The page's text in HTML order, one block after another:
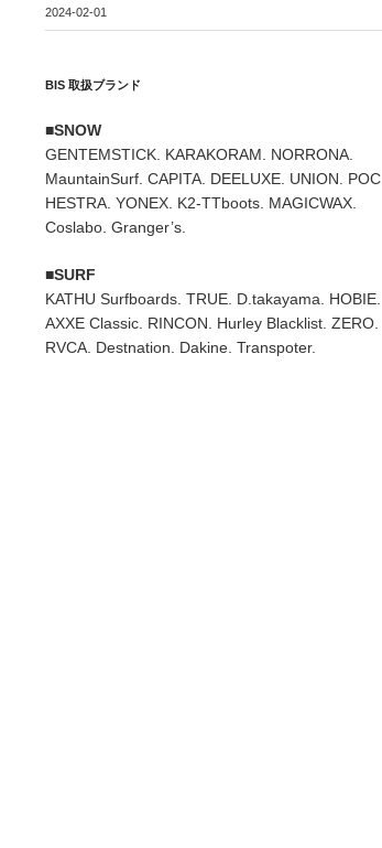
2024-02-01
BIS 取扱ブランド
■SNOW
GENTEMSTICK. KARAKORAM. NORRONA.
MauntainSurf. CAPITA. DEELUXE. UNION. POC.
HESTRA. YONEX. K2-TTboots. MAGICWAX.
Coslabo. Granger’s.
■SURF
KATHU Surfboards. TRUE. D.takayama. HOBIE.
AXXE Classic. RINCON. Hurley Blacklist. ZERO.
RVCA. Destnation. Dakine. Transpoter.